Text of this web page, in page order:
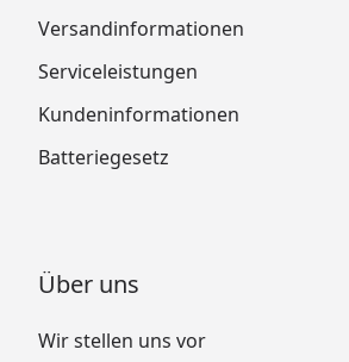
Versandinformationen
Serviceleistungen
Kundeninformationen
Batteriegesetz
Über uns
Wir stellen uns vor